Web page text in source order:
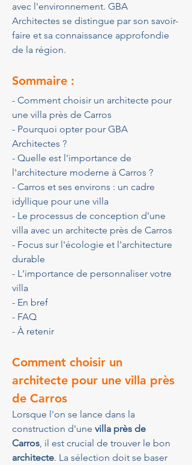
avec l'environnement. GBA
Architectes se distingue par son savoir-
faire et sa connaissance approfondie
de la région.
Sommaire :
- Comment choisir un architecte pour
une villa près de Carros
- Pourquoi opter pour GBA
Architectes ?
- Quelle est l'importance de
l'architecture moderne à Carros ?
- Carros et ses environs : un cadre
idyllique pour une villa
- Le processus de conception d'une
villa avec un architecte près de Carros
- Focus sur l'écologie et l'architecture
durable
- L'importance de personnaliser votre
villa
- En bref
- FAQ
- À retenir
Comment choisir un
architecte pour une villa près
de Carros
Lorsque l'on se lance dans la
construction d'une villa près de
Carros, il est crucial de trouver le bon
architecte. La sélection doit se baser